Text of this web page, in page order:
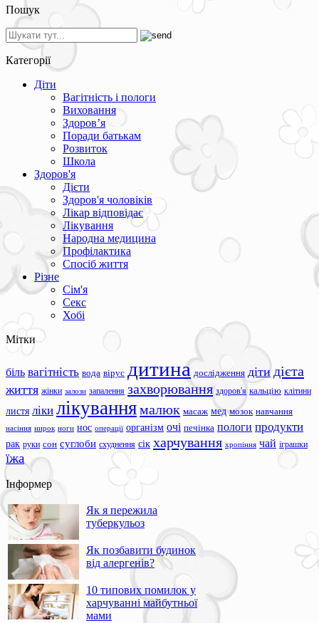
Пошук
Категорії
Діти
Вагітність і пологи
Виховання
Здоров’я
Поради батькам
Розвиток
Школа
Здоров'я
Дієти
Здоров'я чоловіків
Лікар відповідає
Лікування
Народна медицина
Профілактика
Спосіб життя
Різне
Сім'я
Секс
Хобі
Мітки
біль вагітність вода вірус дитина дослідження діти дієта
життя жінки залози запалення захворювання здоров'я кальцію клітини
листя ліки лікуваннямалюк масаж мед мозок навчання
насіння нирок ноги нос операції організм очі печінка пологи продукти
рак руки сон суглоби схуднення сік харчування хропіння чай іграшки
їжа
Інформер
Як я пережила
туберкульоз
Як позбавити будинок
від алергенів?
10 типових помилок у
харчуванні майбутньої
мами